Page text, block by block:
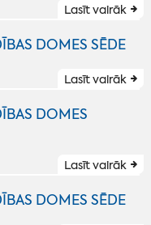
Lasīt vairāk
DOMES SĒDE
Lasīt vairāk
DOMES
Lasīt vairāk
DOMES SĒDE